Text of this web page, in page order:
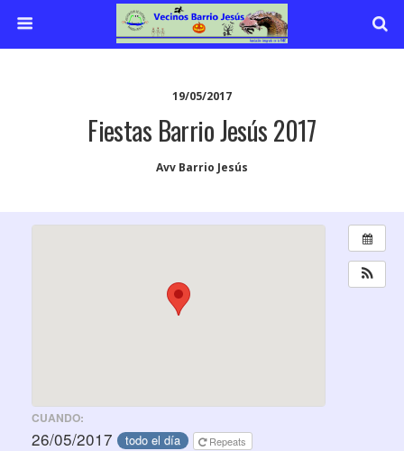
19/05/2017
Fiestas Barrio Jesús 2017
Avv Barrio Jesús
CUANDO:
26/05/2017 todo el día Repeats